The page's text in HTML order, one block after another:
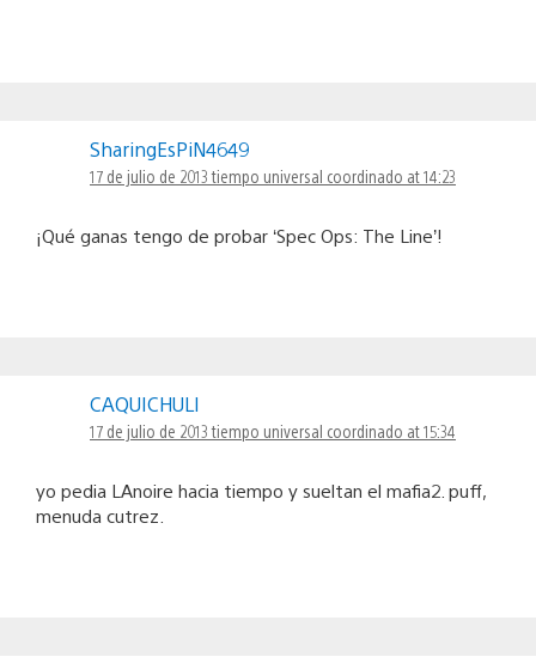
SharingEsPiN4649
17 de julio de 2013 tiempo universal coordinado at 14:23
¡Qué ganas tengo de probar ‘Spec Ops: The Line’!
CAQUICHULI
17 de julio de 2013 tiempo universal coordinado at 15:34
yo pedia LAnoire hacia tiempo y sueltan el mafia2. puff,
menuda cutrez.